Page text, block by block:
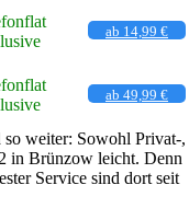
ab 14,99 €
ab 49,99 €
weiter: Sowohl Privat-,
in Brünzow leicht. Denn
Service sind dort seit